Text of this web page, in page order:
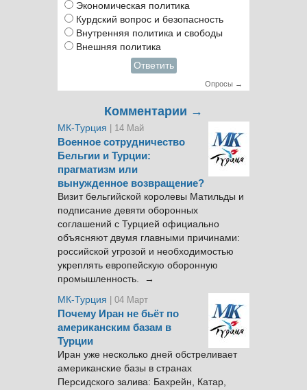
Экономическая политика
Курдский вопрос и безопасность
Внутренняя политика и свободы
Внешняя политика
Ответить
Опросы →
Комментарии →
МК-Турция | 14 Май
Военное сотрудничество
Бельгии и Турции:
прагматизм или
вынужденное возвращение?
Визит бельгийской королевы Матильды и
подписание девяти оборонных
соглашений с Турцией официально
объясняют двумя главными причинами:
российской угрозой и необходимостью
укреплять европейскую оборонную
промышленность. →
МК-Турция
| 04 Март
Почему Иран не бьёт по
американским базам в
Турции
Иран уже несколько дней обстреливает
американские базы в странах
Персидского залива: Бахрейн, Катар,